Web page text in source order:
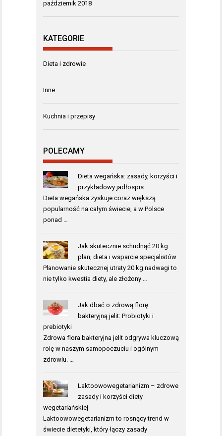
październik 2018
KATEGORIE
Dieta i zdrowie
Inne
Kuchnia i przepisy
POLECAMY
Dieta wegańska: zasady, korzyści i
przykładowy jadłospis
Dieta wegańska zyskuje coraz większą
popularność na całym świecie, a w Polsce
ponad …
Jak skutecznie schudnąć 20 kg:
plan, dieta i wsparcie specjalistów
Planowanie skutecznej utraty 20 kg nadwagi to
nie tylko kwestia diety, ale złożony …
Jak dbać o zdrową florę
bakteryjną jelit: Probiotyki i
prebiotyki
Zdrowa flora bakteryjna jelit odgrywa kluczową
rolę w naszym samopoczuciu i ogólnym
zdrowiu. …
Laktoowowegetarianizm – zdrowe
zasady i korzyści diety
wegetariańskiej
Laktoowowegetarianizm to rosnący trend w
świecie dietetyki, który łączy zasady